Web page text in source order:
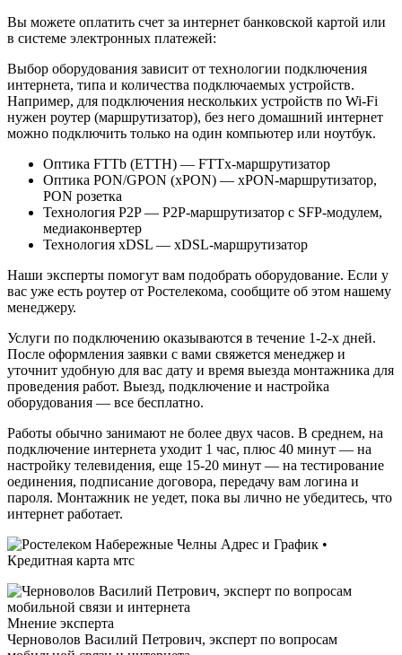
Вы можете оплатить счет за интернет банковской картой или
в системе электронных платежей:
Выбор оборудования зависит от технологии подключения
интернета, типа и количества подключаемых устройств.
Например, для подключения нескольких устройств по Wi-Fi
нужен роутер (маршрутизатор), без него домашний интернет
можно подключить только на один компьютер или ноутбук.
Оптика FTTb (ETTH) — FTTx-маршрутизатор
Оптика PON/GPON (xPON) — xPON-маршрутизатор,
PON розетка
Технология P2P — P2P-маршрутизатор c SFP-модулем,
медиаконвертер
Технология xDSL — xDSL-маршрутизатор
Наши эксперты помогут вам подобрать оборудование. Если у
вас уже есть роутер от Ростелекома, сообщите об этом нашему
менеджеру.
Услуги по подключению оказываются в течение 1-2-х дней.
После оформления заявки с вами свяжется менеджер и
уточнит удобную для вас дату и время выезда монтажника для
проведения работ. Выезд, подключение и настройка
оборудования — все бесплатно.
Работы обычно занимают не более двух часов. В среднем, на
подключение интернета уходит 1 час, плюс 40 минут — на
настройку телевидения, еще 15-20 минут — на тестирование
оединения, подписание договора, передачу вам логина и
пароля. Монтажник не уедет, пока вы лично не убедитесь, что
интернет работает.
Мнение эксперта
Черноволов Василий Петрович, эксперт по вопросам